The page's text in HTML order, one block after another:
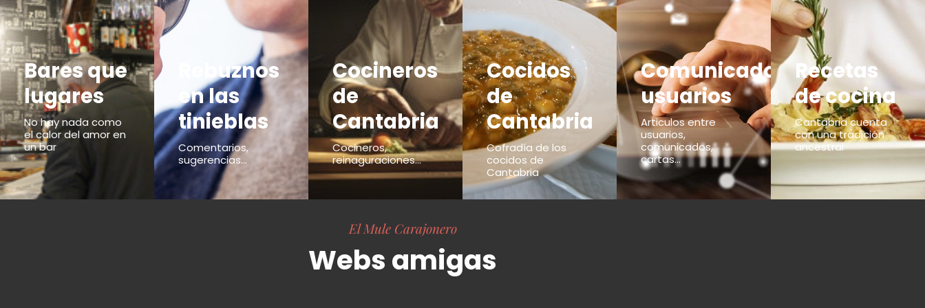
Bares que
lugares
No hay nada como
el calor del amor en
un bar
Rebuznos
en las
tinieblas
Comentarios,
sugerencias...
Cocineros
de
Cantabria
Cocineros,
reinaguraciones...
Cocidos
de
Cantabria
Cofradía de los
cocidos de
Cantabria
Comunicados
usuarios
Articulos entre
usuarios,
comunicados,
cartas...
Recetas
de cocina
Cantabria cuenta
con una tradición
ancestral
El Mule Carajonero
Webs amigas